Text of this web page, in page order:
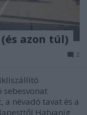
azon túl)
2
sebesvonat
a névadó tavat és a
Hatvanig